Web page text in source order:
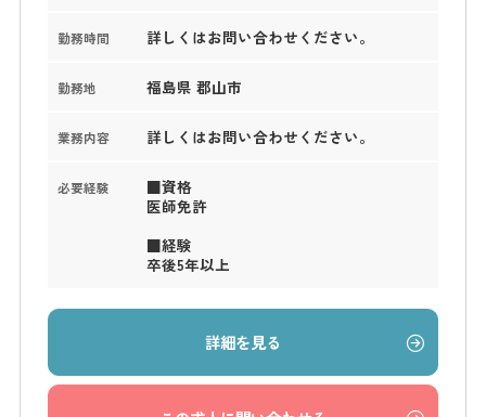
勤務時間 詳しくはお問い合わせください。
勤務地 福島県 郡山市
業務内容 詳しくはお問い合わせください。
必要経験
■資格
医師免許
■経験
卒後5年以上
詳細を見る